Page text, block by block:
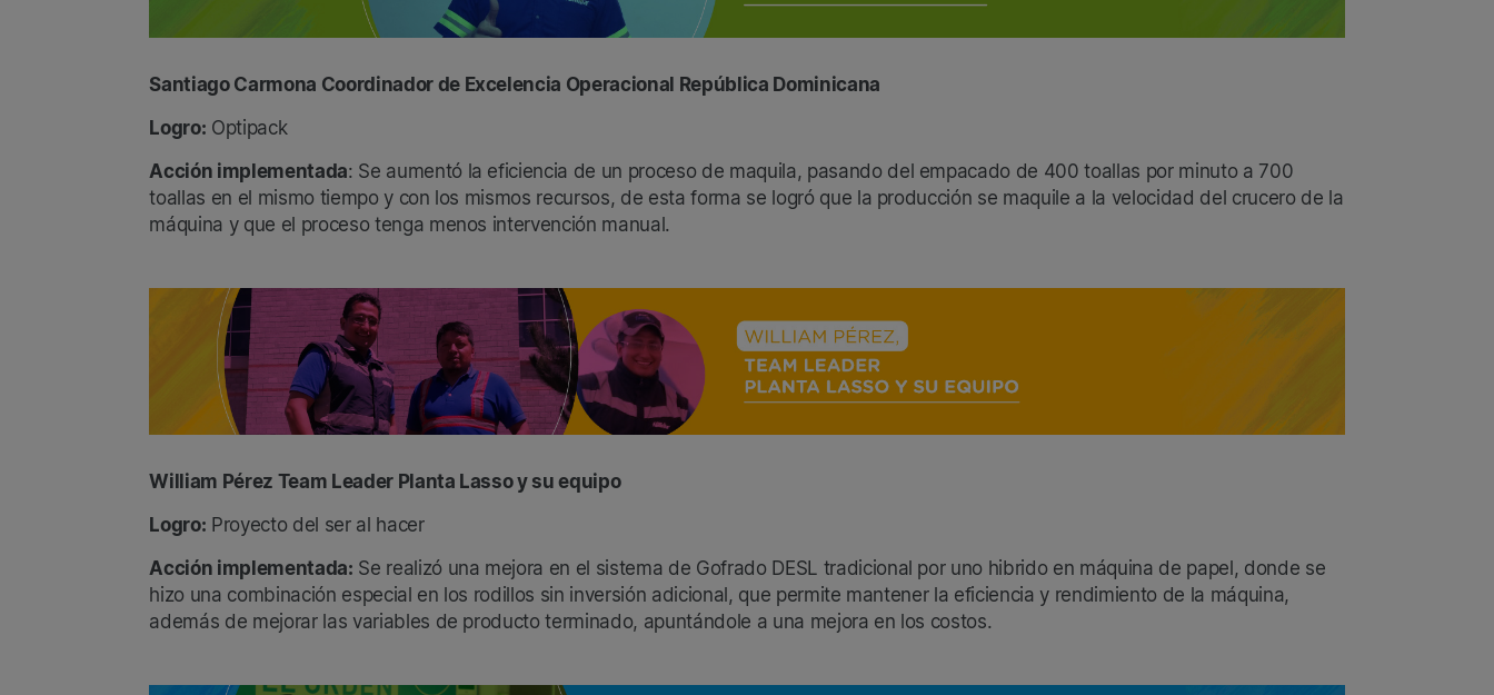
Santiago Carmona Coordinador de Excelencia Operacional República Dominicana
Logro: Optipack
Acción implementada: Se aumentó la eficiencia de un proceso de maquila, pasando del empacado de 400 toallas por minuto a 700
toallas en el mismo tiempo y con los mismos recursos, de esta forma se logró que la producción se maquile a la velocidad del crucero de la
máquina y que el proceso tenga menos intervención manual.
William Pérez Team Leader Planta Lasso y su equipo
Logro: Proyecto del ser al hacer
Acción implementada: Se realizó una mejora en el sistema de Gofrado DESL tradicional por uno hibrido en máquina de papel, donde se
hizo una combinación especial en los rodillos sin inversión adicional, que permite mantener la eficiencia y rendimiento de la máquina,
además de mejorar las variables de producto terminado, apuntándole a una mejora en los costos.